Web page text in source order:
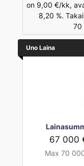
on 9,00 €/kk,
8,20 %.
70
Uno Laina
67 000
Max 70